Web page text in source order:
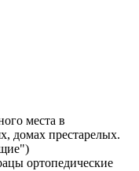
места в
домах престарелых.
ортопедические